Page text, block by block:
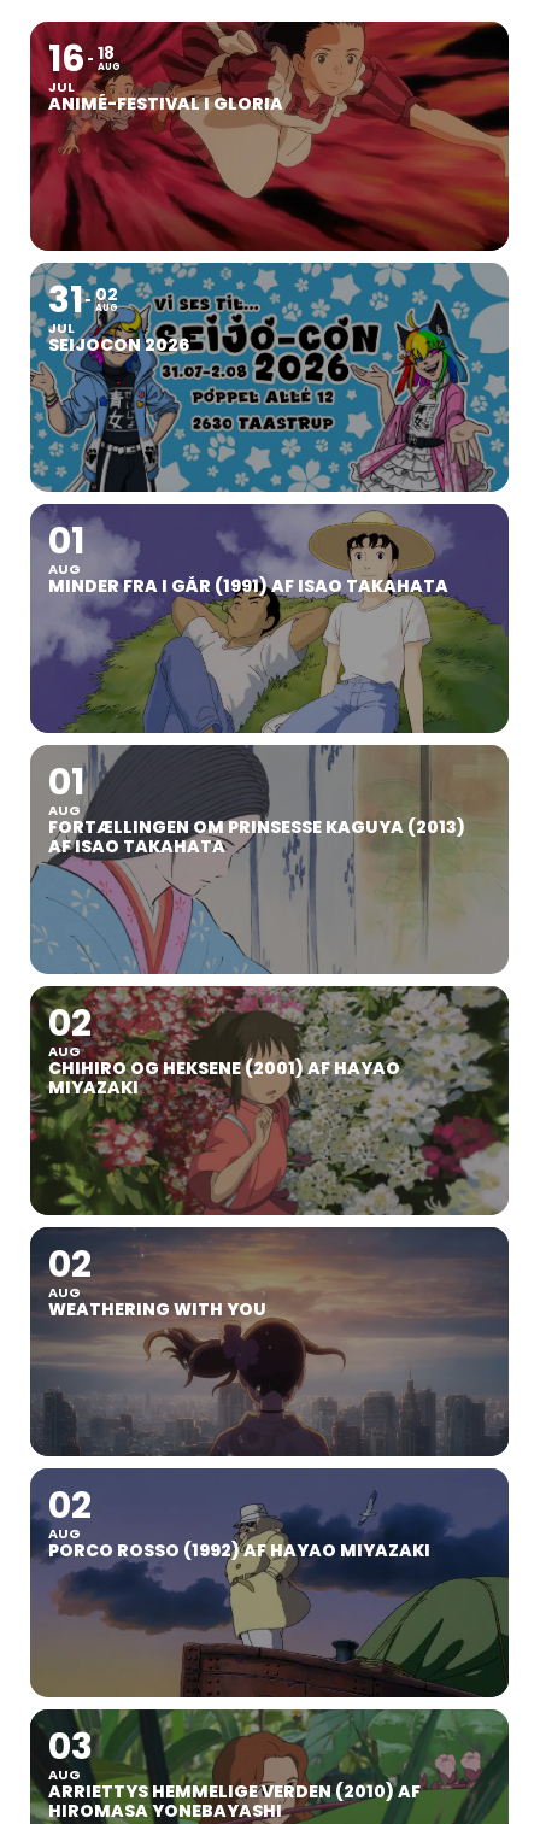
16
JUL
18
AUG
ANIMÉ-FESTIVAL I GLORIA
31
JUL
02
AUG
SEIJOCON 2026
01
AUG
MINDER FRA I GÅR (1991) AF ISAO TAKAHATA
01
AUG
FORTÆLLINGEN OM PRINSESSE KAGUYA (2013)
AF ISAO TAKAHATA
02
AUG
CHIHIRO OG HEKSENE (2001) AF HAYAO
MIYAZAKI
02
AUG
WEATHERING WITH YOU
02
AUG
PORCO ROSSO (1992) AF HAYAO MIYAZAKI
03
AUG
ARRIETTYS HEMMELIGE VERDEN (2010) AF
HIROMASA YONEBAYASHI